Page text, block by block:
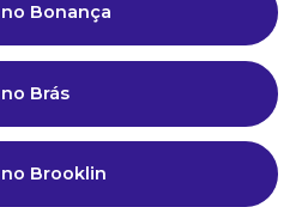
Bonança
Brás
Brooklin